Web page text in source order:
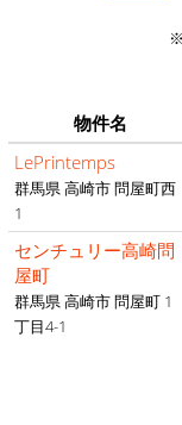
物件名
LePrintemps
群馬県 高崎市 問屋町西
1
センチュリー高崎問
屋町
群馬県 高崎市 問屋町 1
丁目4-1